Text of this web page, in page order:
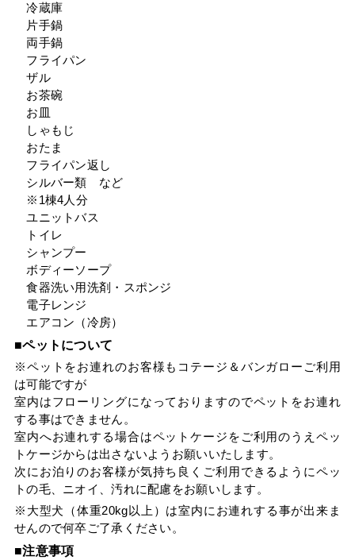
冷蔵庫
片手鍋
両手鍋
フライパン
ザル
お茶碗
お皿
しゃもじ
おたま
フライパン返し
シルバー類 など
※1棟4人分
ユニットバス
トイレ
シャンプー
ボディーソープ
食器洗い用洗剤・スポンジ
電子レンジ
エアコン（冷房）
■ペットについて
※ペットをお連れのお客様もコテージ＆バンガローご利用
は可能ですが
室内はフローリングになっておりますのでペットをお連れ
する事はできません。
室内へお連れする場合はペットケージをご利用のうえペッ
トケージからは出さないようお願いいたします。
次にお泊りのお客様が気持ち良くご利用できるようにペッ
トの毛、ニオイ、汚れに配慮をお願いします。
※大型犬（体重20kg以上）は室内にお連れする事が出来ま
せんので何卒ご了承ください。
■注意事項